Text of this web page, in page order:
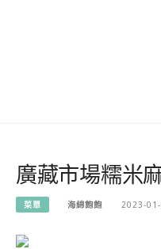
廣藏市場糯米
菜單 海綿飽飽 2023-01-